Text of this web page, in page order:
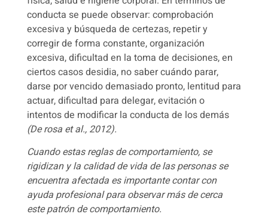
conducta se puede observar: comprobación
excesiva y búsqueda de certezas, repetir y
corregir de forma constante, organización
excesiva, dificultad en la toma de decisiones, en
ciertos casos desidia, no saber cuándo parar,
darse por vencido demasiado pronto, lentitud para
actuar, dificultad para delegar, evitación o
intentos de modificar la conducta de los demás
(De rosa et al., 2012).
Cuando estas reglas de comportamiento, se
rigidizan y la calidad de vida de las personas se
encuentra afectada es importante contar con
ayuda profesional para observar más de cerca
este patrón de comportamiento.